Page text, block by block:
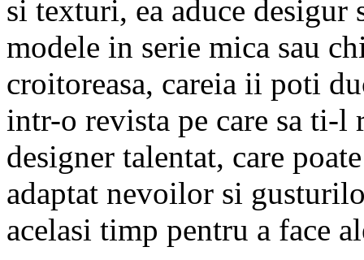
si texturi, ea aduce desigur
modele in serie mica sau
croitoreasa, careia ii poti
intr-o revista pe care sa ti-l
designer talentat, care
adaptat nevoilor si
acelasi timp pentru a face